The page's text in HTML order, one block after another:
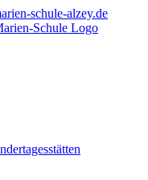
schule-alzey.de